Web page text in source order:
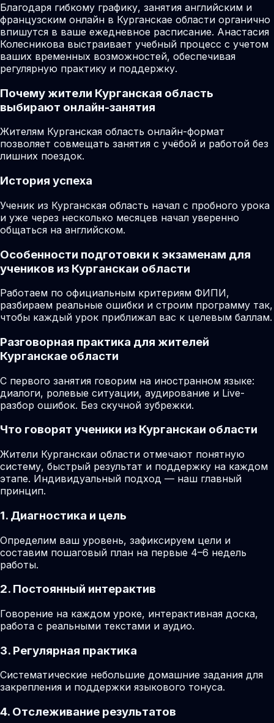
Благодаря гибкому графику, занятия английским и
французским онлайн в Курганскае области органично
впишутся в ваше ежедневное расписание. Анастасия
Колесникова выстраивает учебный процесс с учетом
ваших временных возможностей, обеспечивая
регулярную практику и поддержку.
Почему жители Курганская область
выбирают онлайн-занятия
Жителям Курганская область онлайн-формат
позволяет совмещать занятия с учёбой и работой без
лишних поездок.
История успеха
Ученик из Курганская область начал с пробного урока
и уже через несколько месяцев начал уверенно
общаться на английском.
Особенности подготовки к экзаменам для
учеников из Курганскаи области
Работаем по официальным критериям ФИПИ,
разбираем реальные ошибки и строим программу так,
чтобы каждый урок приближал вас к целевым баллам.
Разговорная практика для жителей
Курганскае области
С первого занятия говорим на иностранном языке:
диалоги, ролевые ситуации, аудирование и Live-
разбор ошибок. Без скучной зубрежки.
Что говорят ученики из Курганскаи области
Жители Курганскаи области отмечают понятную
систему, быстрый результат и поддержку на каждом
этапе. Индивидуальный подход — наш главный
принцип.
1. Диагностика и цель
Определим ваш уровень, зафиксируем цели и
составим пошаговый план на первые 4–6 недель
работы.
2. Постоянный интерактив
Говорение на каждом уроке, интерактивная доска,
работа с реальными текстами и аудио.
3. Регулярная практика
Систематические небольшие домашние задания для
закрепления и поддержки языкового тонуса.
4. Отслеживание результатов